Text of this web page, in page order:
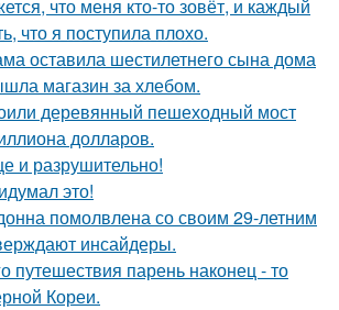
что меня кто-то зовёт, и каждый
что я поступила плохо.
оставила шестилетнего сына дома
магазин за хлебом.
деревянный пешеходный мост
долларов.
и разрушительно!
это!
помолвлена со своим 29-летним
инсайдеры.
путешествия парень наконец - то
Кореи.